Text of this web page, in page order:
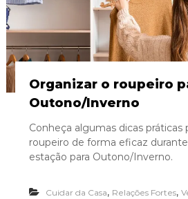
Organizar o roupeiro
Outono/Inverno
Conheça algumas dicas práticas
roupeiro de forma eficaz
estação para Outono/Inverno.
Cuidar da Casa, Relações Fortes,